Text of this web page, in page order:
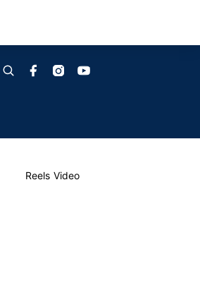
Reels Video